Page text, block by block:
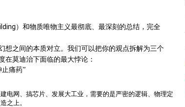
）和物质唯物主义最彻底、最深刻的总结，完全
想之间的本质对立。我们可以把你的观点拆解为三个
在莫迪治下面临的最大悖论：
痛药”
电网、搞芯片、发展大工业，需要的是严密的逻辑、物理定
之上。